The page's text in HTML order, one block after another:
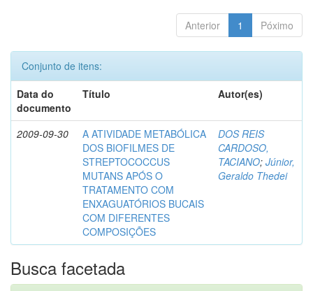
Anterior 1 Póximo
Conjunto de itens:
Data do
documento
Título Autor(es)
2009-09-30
A ATIVIDADE METABÓLICA
DOS BIOFILMES DE
STREPTOCOCCUS
MUTANS APÓS O
TRATAMENTO COM
ENXAGUATÓRIOS BUCAIS
COM DIFERENTES
COMPOSIÇÕES
DOS REIS
CARDOSO,
TACIANO; Júnior,
Geraldo Thedei
Busca facetada